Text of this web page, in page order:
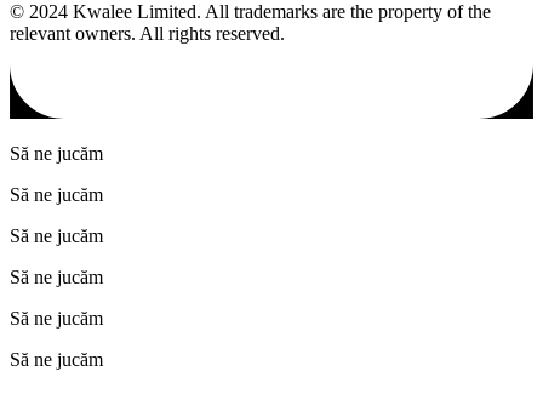
© 2024 Kwalee Limited. All trademarks are the property of the
relevant owners. All rights reserved.
Să ne jucăm
Să ne jucăm
Să ne jucăm
Să ne jucăm
Să ne jucăm
Să ne jucăm